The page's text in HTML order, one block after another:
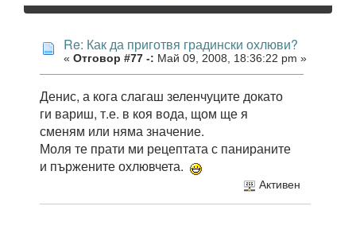
Re: Как да приготвя градински охлюви?
« Отговор #77 -: Май 09, 2008, 18:36:22 pm »
Денис, а кога слагаш зеленчуците докато
ги вариш, т.е. в коя вода, щом ще я
сменям или няма значение.
Моля те прати ми рецептата с панираните
и пържените охлювчета.
Активен